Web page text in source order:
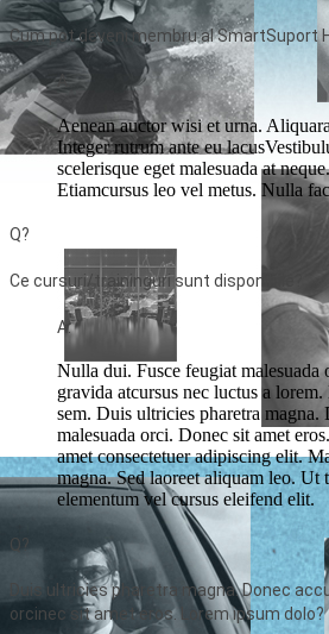
Cum pot deveni membru al SmartSuport
A.
Aenean auctor wisi et urna.
Integer rutrum ante eu
scelerisque eget malesuada at
Etiamcursus leo vel metus. Nulla
Q?
Ce cursuri/traininguri sunt disponibile?
A.
Nulla dui. Fusce feugiat
gravida atcursus nec luctus a
sem. Duis ultricies pharetra magna.
malesuada orci. Donec sit amet
amet consectetuer adipiscing elit.
magna. Sed laoreet aliquam leo. Ut
elementum vel cursus eleifend elit.
Q?
Duis ultricies pharetra magna. Donec
orcinec sit amet eros. Lorem ipsum dolo?